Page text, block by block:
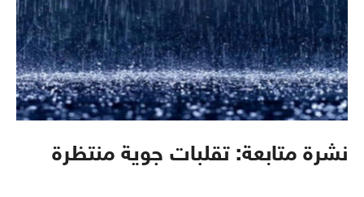
نشرة متابعة: تقلبات جوية منتظرة